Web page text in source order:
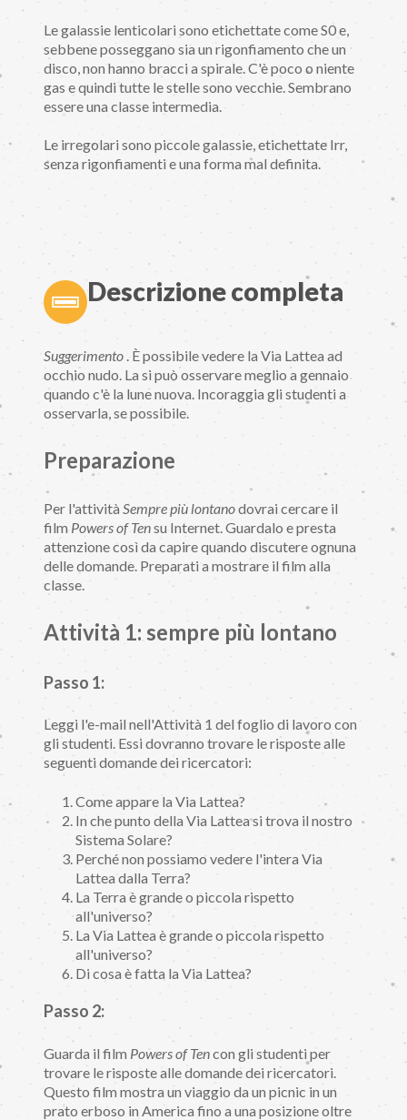
Le galassie lenticolari sono etichettate come S0 e,
sebbene posseggano sia un rigonfiamento che un
disco, non hanno bracci a spirale. C'è poco o niente
gas e quindi tutte le stelle sono vecchie. Sembrano
essere una classe intermedia.
Le irregolari sono piccole galassie, etichettate Irr,
senza rigonfiamenti e una forma mal definita.
Descrizione completa
Suggerimento . È possibile vedere la Via Lattea ad
occhio nudo. La si può osservare meglio a gennaio
quando c'è la lune nuova. Incoraggia gli studenti a
osservarla, se possibile.
Preparazione
Per l'attività Sempre più lontanodovrai cercare il
film Powers of Tensu Internet. Guardalo e presta
attenzione così da capire quando discutere ognuna
delle domande. Preparati a mostrare il film alla
classe.
Attività 1: sempre più lontano
Passo 1:
Leggi l'e-mail nell'Attività 1 del foglio di lavoro con
gli studenti. Essi dovranno trovare le risposte alle
seguenti domande dei ricercatori:
Come appare la Via Lattea?
In che punto della Via Lattea si trova il nostro
Sistema Solare?
Perché non possiamo vedere l'intera Via
Lattea dalla Terra?
La Terra è grande o piccola rispetto
all'universo?
La Via Lattea è grande o piccola rispetto
all'universo?
Di cosa è fatta la Via Lattea?
Passo 2:
Guarda il film Powers of Tencon gli studenti per
trovare le risposte alle domande dei ricercatori.
Questo film mostra un viaggio da un picnic in un
prato erboso in America fino a una posizione oltre